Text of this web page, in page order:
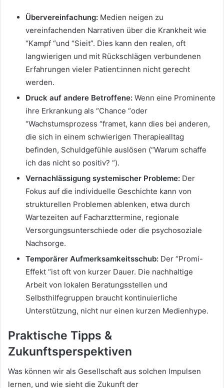
Übervereinfachung: Medien neigen zu
vereinfachenden Narrativen über die Krankheit wie
“Kampf “und “Sieit”. Dies kann den realen, oft
langwierigen und mit Rückschlägen verbundenen
Erfahrungen vieler Patient:innen nicht gerecht
werden.
Druck auf andere Betroffene: Wenn eine Prominente
ihre Erkrankung als “Chance “oder
“Wachstumsprozess “framet, kann dies bei anderen,
die sich in einem schwierigen Therapiealltag
befinden, Schuldgefühle auslösen (“Warum schaffe
ich das nicht so positiv? “).
Vernachlässigung systemischer Probleme: Der
Fokus auf die individuelle Geschichte kann von
strukturellen Problemen ablenken, etwa durch
Wartezeiten auf Facharzttermine, regionale
Versorgungsunterschiede oder die psychosoziale
Nachsorge.
Temporärer Aufmerksamkeitsschub: Der “Promi-
Effekt “ist oft von kurzer Dauer. Die nachhaltige
Arbeit von lokalen Beratungsstellen und
Selbsthilfegruppen braucht kontinuierliche
Unterstützung, nicht nur einen kurzen Medienhype.
Praktische Tipps &
Zukunftsperspektiven
Was können wir als Gesellschaft aus solchen Impulsen
lernen, und wie sieht die Zukunft der